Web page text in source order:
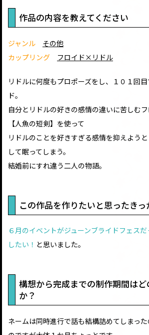
作品の内容を教えてください
ジャンル
その他
カップリング
フロイド×リドル
リドルに何度もプロポーズをし、１０１回
ド。
自分とリドルの好きの感情の違いに苦しむ
【人魚の短剣】を使って
リドルのことを好きすぎる感情を抑えよう
して眠ってしまう。
結婚前にすれ違う二人の物語。
この作品を作りたいと思ったきっ
６月のイベントがジューンブライドフェス
したい！ と思いました。
構想から完成までの制作期間は
か？
ネームは同時進行で話も結構詰めてしまっ